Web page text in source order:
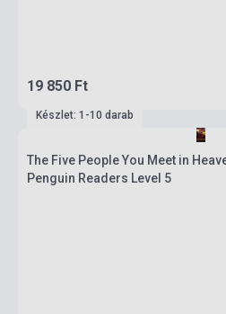
19 850 Ft
Készlet: 1-10 darab
The Five People You Meet in
Penguin Readers Level 5